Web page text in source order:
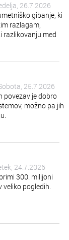
26.7.2026
gibanje, ki
razlagam,
razlikovanju med
25.7.2026
povezav je dobro
možno pa jih
24.7.2026
300. milijoni
veliko pogledih.